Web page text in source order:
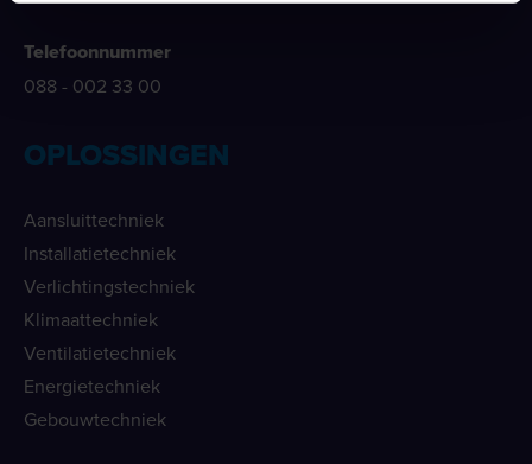
Telefoonnummer
088 - 002 33 00
OPLOSSINGEN
Aansluittechniek
Installatietechniek
Verlichtingstechniek
Klimaattechniek
Ventilatietechniek
Energietechniek
Gebouwtechniek